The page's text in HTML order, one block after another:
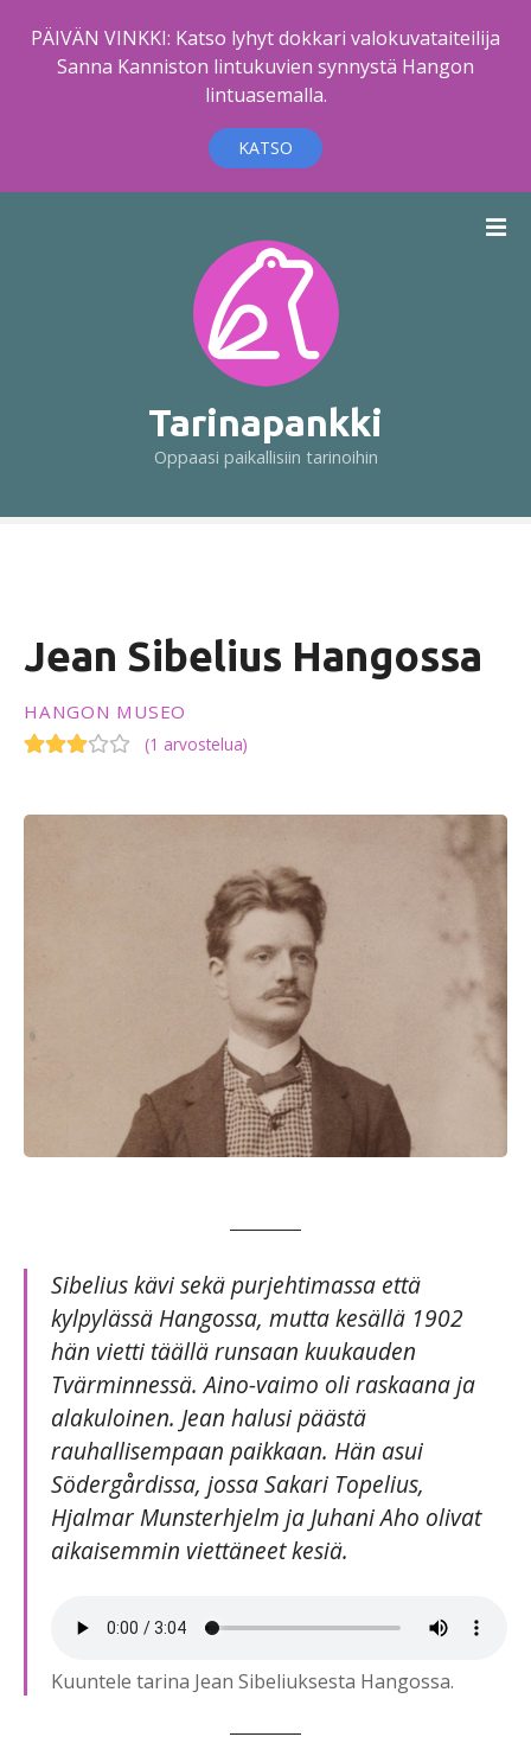
PÄIVÄN VINKKI: Katso lyhyt dokkari valokuvataiteilija
Sanna Kanniston lintukuvien synnystä Hangon
lintuasemalla.
KATSO
t
Tarinapankki
Oppaasi paikallisiin tarinoihin
Jean Sibelius Hangossa
HANGON MUSEO
(1 arvostelua)
Sibelius kävi sekä purjehtimassa että
kylpylässä Hangossa, mutta kesällä 1902
hän vietti täällä runsaan kuukauden
Tvärminnessä. Aino-vaimo oli raskaana ja
alakuloinen. Jean halusi päästä
rauhallisempaan paikkaan. Hän asui
Södergårdissa, jossa Sakari Topelius,
Hjalmar Munsterhjelm ja Juhani Aho olivat
aikaisemmin viettäneet kesiä.
Kuuntele tarina Jean Sibeliuksesta Hangossa.